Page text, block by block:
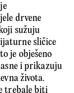
drvene
sužuju
sličice
je obješeno
i prikazuju
života.
trebale biti